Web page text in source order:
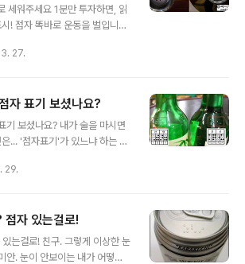
세워주세요 1분만 투자하면, 읽
! 점자 똑바로 운동을 벌입니다
이터 버튼에는 점자가 함께 쓰
산부등의편의증진보장에 관한
가 늘어나고 있기 때문도 하지
안된 버튼을 따로 생산하는 것보
한다. (이를 유니버설 디자인이
27.
자 표기 보셨나요?
기 보셨나요? 내가 술을 마시면
... '점자표기'가 있느냐 하는 것
수도 있는 중요한 일이다. 그래
397 그런데
, 점자 표기가 바뀌어 있는 것을
르는데.. 아직 더듬더듬 점자를
29.
점자 있는걸로!
는걸로! 친구. 그렇게 이상한 눈
안. 눈이 안보이는 내가 어떻게